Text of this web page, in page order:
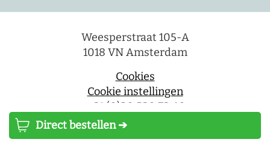
Direct bestellen ➔
Weesperstraat 105-A
1018 VN Amsterdam
Cookies
Cookie instellingen
+ 31 (0)20 530 73 40
info@lsuitgeverij.nl